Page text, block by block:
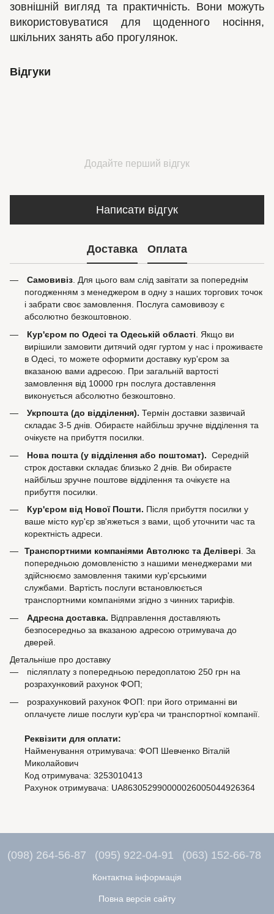
зовнішній вигляд та практичність. Вони можуть
використовуватися для щоденного носіння,
шкільних занять або прогулянок.
Відгуки
Додайте перший відгук
Написати відгук
Доставка Оплата
Самовивіз. Для цього вам слід завітати за попереднім
погодженням з менеджером в одну з наших торгових точок
і забрати своє замовлення. Послуга самовивозу є
абсолютно безкоштовною.
Кур'єром по Одесі та Одеській області . Якщо ви
вирішили замовити дитячий одяг гуртом у нас і проживаєте
в Одесі, то можете оформити доставку кур'єром за
вказаною вами адресою. При загальній вартості
замовлення від 10000 грн послуга доставлення
виконується абсолютно безкоштовно.
Укрпошта (до відділення). Термін доставки зазвичай
складає 3-5 днів. Обираєте найбільш зручне відділення та
очікуєте на прибуття посилки.
Нова пошта (у відділення або поштомат). Середній
строк доставки складає близько 2 днів. Ви обираєте
найбільш зручне поштове відділення та очікуєте на
прибуття посилки.
Кур'єром від Нової Пошти. Після прибуття посилки у
ваше місто кур'єр зв'яжеться з вами, щоб уточнити час та
коректність адреси.
Транспортними компаніями Автолюкс та Делівері. За
попередньою домовленістю з нашими менеджерами ми
здійснюємо замовлення такими кур'єрськими
службами. Вартість послуги встановлюється
транспортними компаніями згідно з чинних тарифів.
Адресна доставка. Відправлення доставляють
безпосередньо за вказаною адресою отримувача до
дверей.
Детальніше про доставку
післяплату з попередньою передоплатою 250 грн на
розрахунковий рахунок ФОП;
розрахунковий рахунок ФОП: при його отриманні ви
оплачуєте лише послуги кур’єра чи транспортної компанії.
Реквізити для оплати:
Найменування отримувача: ФОП Шевченко Віталій
Миколайович
Код отримувача: 3253010413
Рахунок отримувача: UA863052990000026005044926364
(098) 264-56-87 (095) 922-04-91 (063) 152-66-78
Контактна інформація
Повна версія сайту